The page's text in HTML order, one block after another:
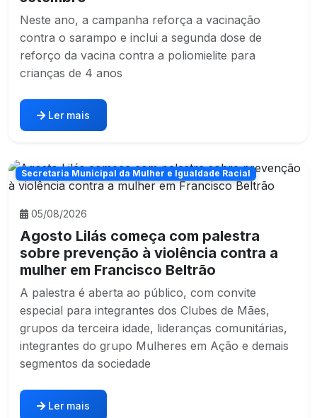
Neste ano, a campanha reforça a vacinação
contra o sarampo e inclui a segunda dose de
reforço da vacina contra a poliomielite para
crianças de 4 anos
Ler mais
Secretaria Municipal da Mulher e Igualdade Racial
05/08/2026
Agosto Lilás começa com palestra
sobre prevenção à violência contra a
mulher em Francisco Beltrão
A palestra é aberta ao público, com convite
especial para integrantes dos Clubes de Mães,
grupos da terceira idade, lideranças comunitárias,
integrantes do grupo Mulheres em Ação e demais
segmentos da sociedade
Ler mais